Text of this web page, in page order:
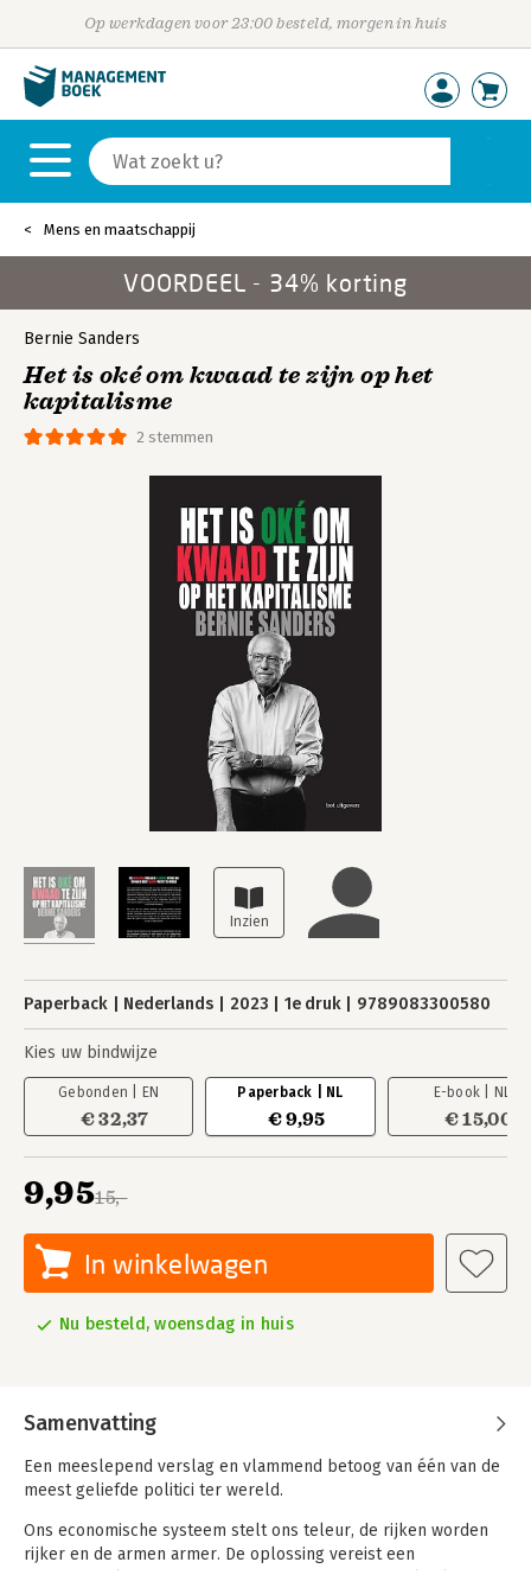
Op werkdagen voor 23:00 besteld, morgen in huis
Mens en maatschappij
VOORDEEL - 34% korting
2 stemmen
Bernie Sanders
Het is oké om kwaad te zijn op het
kapitalisme
Paperback Nederlands 2023 1e druk 9789083300580
Kies uw bindwijze
Gebonden | EN
€ 32,37
Paperback | NL
€ 9,95
E-book | NL
€ 15,00
15,-
9,95
In winkelwagen
Nu besteld, woensdag in huis
Samenvatting
Een meeslepend verslag en vlammend betoog van één van de
meest geliefde politici ter wereld.
Ons economische systeem stelt ons teleur, de rijken worden
rijker en de armen armer. De oplossing vereist een